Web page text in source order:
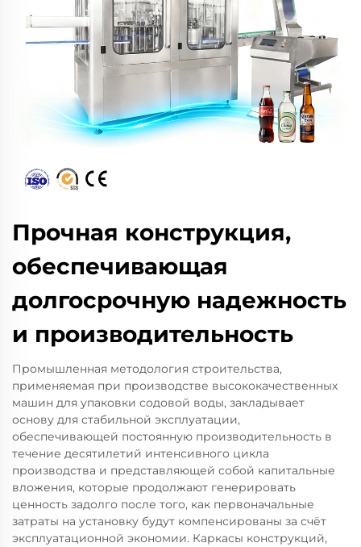
Прочная конструкция,
обеспечивающая
долгосрочную надежность
и производительность
Промышленная методология строительства,
применяемая при производстве высококачественных
машин для упаковки содовой воды, закладывает
основу для стабильной эксплуатации,
обеспечивающей постоянную производительность в
течение десятилетий интенсивного цикла
производства и представляющей собой капитальные
вложения, которые продолжают генерировать
ценность задолго после того, как первоначальные
затраты на установку будут компенсированы за счёт
эксплуатационной экономии. Каркасы конструкций,